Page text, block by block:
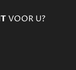
VOOR U?